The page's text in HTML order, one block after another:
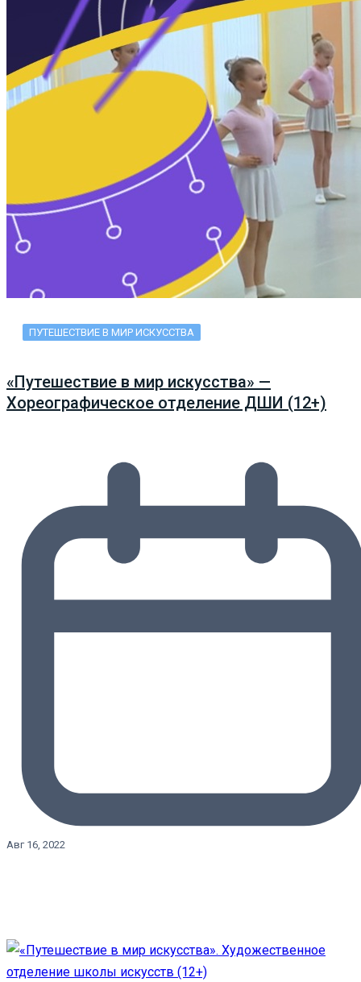
ПУТЕШЕСТВИЕ В МИР ИСКУССТВА
«Путешествие в мир искусства» —
Хореографическое отделение ДШИ (12+)
Авг 16, 2022